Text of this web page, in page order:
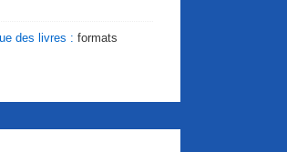
des livres : formats